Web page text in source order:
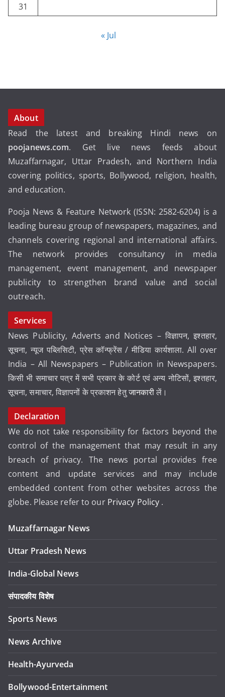
31
« Jul
About
Read the latest and breaking Hindi news on
poojanews.com. Get live news feeds about
Muzaffarnagar, Uttar Pradesh, and Northern India
covering politics, sports, Bollywood, religion, health,
and education.
Pooja News & Feature Network (ISSN: 2582-6204) is a
leading bureau group of newspapers, magazines, and
channels covering regional and international affairs.
The network provides consultancy in media
management, event management, and newspaper
publicity to strengthen brand value and social
outreach.
Services
News Publicity, Adverts and Notices – विज्ञापन, इश्तहार,
सूचना, न्यूज पब्लिसिटी, प्रेस कॉन्फ्रेंस / मीडिया कार्यशाला. All over
India – All Newspapers – Publication in Newspapers.
किसी भी समाचार पत्र में सभी प्रकार के कोर्ट एवं अन्य नोटिसों, इश्तहार,
सूचना, समाचार, विज्ञापनों के प्रकाशन हेतुजानकारीलें।
Declaration
We do not take responsibility for factors beyond the
control of the management that may result in any
breach of privacy. The news portal provides free
content and update services and may include
embedded content from other websites across the
globe. Please refer to our Privacy Policy .
Muzaffarnagar News
Uttar Pradesh News
India-Global News
संपादकीय विशेष
Sports News
News Archive
Health-Ayurveda
Bollywood-Entertainment